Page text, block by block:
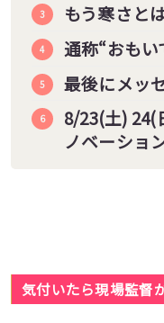
もう寒さと
通称“おもい
最後にメッ
8/23(土) 24(
ノベーショ
気付いたら現場監督